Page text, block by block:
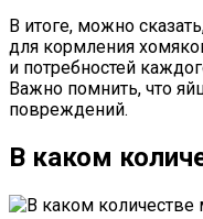
В итоге, можно
для кормления
и потребностей
Важно помнить, что
повреждений.
В каком